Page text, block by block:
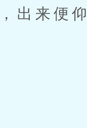
出来便仰